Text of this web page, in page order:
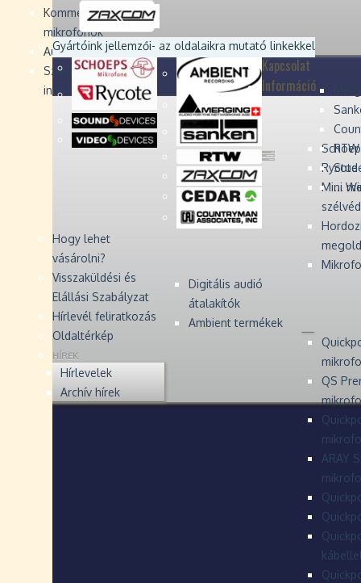
Kommentátor-
mikrofonok
Audio Monitors
Számítógépes audió
interfész
Rycote
Mini
Digitális audió
átalakítók
Ambient termékek
QS
ARAY
kábellel
...
Devices
Devices
Zaxcom
Zaxcom
Gyártóink jellemzői- az oldalaikra mutató linkekkel
Kapcsolat
Információ
Hogy lehet
vásárolni?
Visszaküldési és
Elállási Szabályzat
Hírlevél feliratkozás
Oldaltérkép
HÍREK
Hírlevelek
Archív hírek